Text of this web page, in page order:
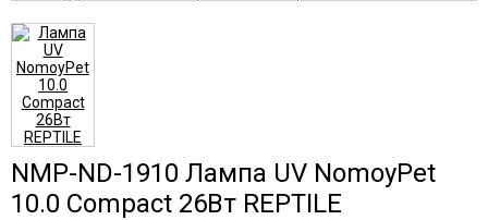
NMP-ND-1910 Лампа UV NomoyPet
10.0 Compact 26Вт REPTILE